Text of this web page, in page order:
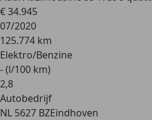
€ 34.945
07/2020
125.774 km
Elektro/Benzine
- (l/100 km)
2,8
Autobedrijf
NL 5627 BZEindhoven